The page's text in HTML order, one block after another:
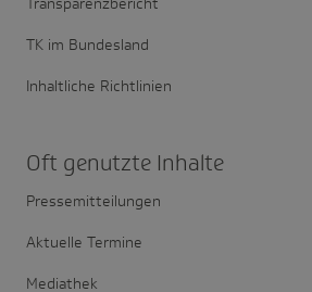
TK im Bundesland
Inhaltliche Richtlinien
Oft genutzte Inhalte
Pressemitteilungen
Aktuelle Termine
Mediathek